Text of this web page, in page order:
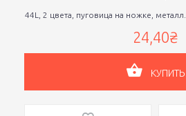
44L, 2 цвета, пуговица на ножке,
24,40₴
КУПИТЬ